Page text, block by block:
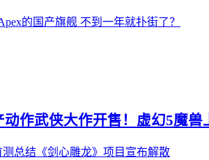
的国产旗舰 不到一年就扑街了？
动作武侠大作开售！虚幻5魔兽
测总结 《剑心雕龙》项目宣布解散